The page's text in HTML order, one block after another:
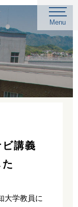
Menu
講義
大学教員に